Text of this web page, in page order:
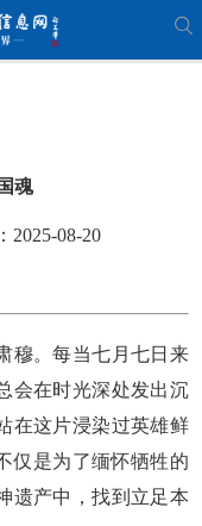
魂
08-20
。每当七月七日来
会在时光深处发出沉
在这片浸染过英雄鲜
仅是为了缅怀牺牲的
遗产中，找到立足本